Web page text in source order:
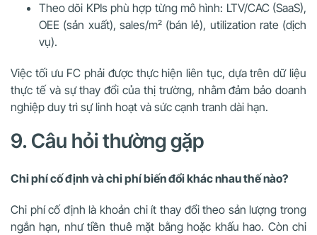
Theo dõi KPIs phù hợp từng mô hình: LTV/CAC (SaaS),
OEE (sản xuất), sales/m² (bán lẻ), utilization rate (dịch
vụ).
Việc tối ưu FC phải được thực hiện liên tục, dựa trên dữ liệu
thực tế và sự thay đổi của thị trường, nhằm đảm bảo doanh
nghiệp duy trì sự linh hoạt và sức cạnh tranh dài hạn.
9. Câu hỏi thường gặp
Chi phí cố định và chi phí biến đổi khác nhau thế nào?
Chi phí cố định là khoản chi ít thay đổi theo sản lượng trong
ngắn hạn, như tiền thuê mặt bằng hoặc khấu hao. Còn chi